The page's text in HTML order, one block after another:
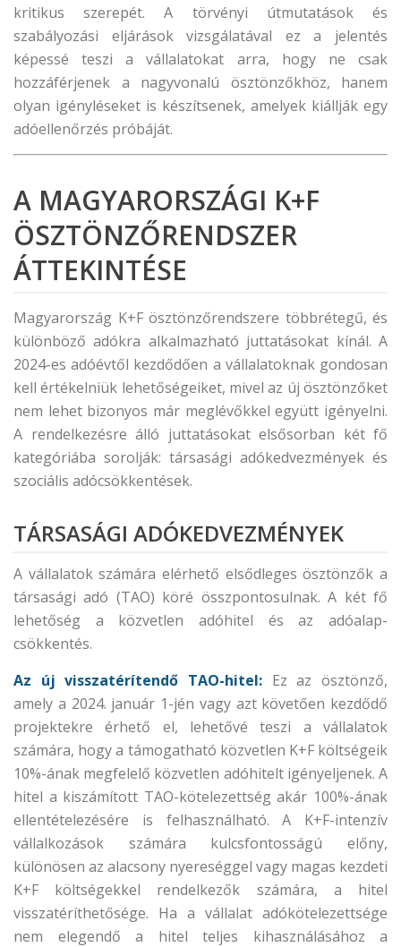
kritikus szerepét. A törvényi útmutatások és
szabályozási eljárások vizsgálatával ez a jelentés
képessé teszi a vállalatokat arra, hogy ne csak
hozzáférjenek a nagyvonalú ösztönzőkhöz, hanem
olyan igényléseket is készítsenek, amelyek kiállják egy
adóellenőrzés próbáját.
A MAGYARORSZÁGI K+F
ÖSZTÖNZŐRENDSZER
ÁTTEKINTÉSE
Magyarország K+F ösztönzőrendszere többrétegű, és
különböző adókra alkalmazható juttatásokat kínál. A
2024-es adóévtől kezdődően a vállalatoknak gondosan
kell értékelniük lehetőségeiket, mivel az új ösztönzőket
nem lehet bizonyos már meglévőkkel együtt igényelni.
A rendelkezésre álló juttatásokat elsősorban két fő
kategóriába sorolják: társasági adókedvezmények és
szociális adócsökkentések.
TÁRSASÁGI ADÓKEDVEZMÉNYEK
A vállalatok számára elérhető elsődleges ösztönzők a
társasági adó (TAO) köré összpontosulnak. A két fő
lehetőség a közvetlen adóhitel és az adóalap-
csökkentés.
Az új visszatérítendő TAO-hitel: Ez az ösztönző,
amely a 2024. január 1-jén vagy azt követően kezdődő
projektekre érhető el, lehetővé teszi a vállalatok
számára, hogy a támogatható közvetlen K+F költségeik
10%-ának megfelelő közvetlen adóhitelt igényeljenek. A
hitel a kiszámított TAO-kötelezettség akár 100%-ának
ellentételezésére is felhasználható. A K+F-intenzív
vállalkozások számára kulcsfontosságú előny,
különösen az alacsony nyereséggel vagy magas kezdeti
K+F költségekkel rendelkezők számára, a hitel
visszatéríthetősége. Ha a vállalat adókötelezettsége
nem elegendő a hitel teljes kihasználásához a